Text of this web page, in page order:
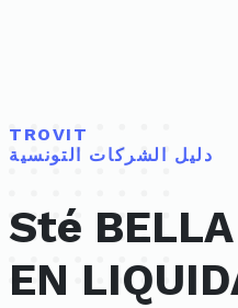
TROVIT
دليل الشركات التونسية
Sté
EN